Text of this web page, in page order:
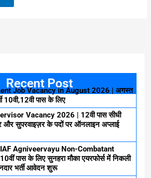
Recent Post
Job Vacancy in August 2026 | अगस्त
10वी,12वी पास के लिए
Vacancy 2026 | 12वी पास सीधी
और सुपरवाइज़र के पदों पर ऑनलाइन अप्लाई
Agniveervayu Non-Combatant
पास के लिए सुनहरा मौका एयरफोर्स में निकली
भर्ती आवेदन शुरू